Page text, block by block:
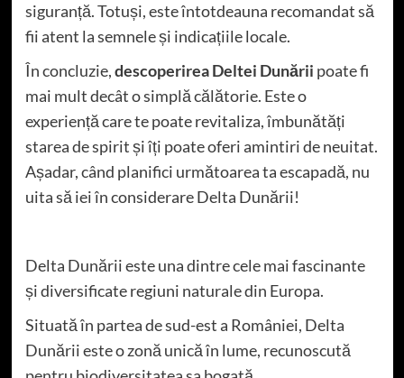
siguranță. Totuși, este întotdeauna recomandat să
fii atent la semnele și indicațiile locale.
În concluzie,descoperirea Deltei Dunării poate fi
mai mult decât o simplă călătorie. Este o
experiență care te poate revitaliza, îmbunătăți
starea de spirit și îți poate oferi amintiri de neuitat.
Așadar, când planifici următoarea ta escapadă, nu
uita să iei în considerare Delta Dunării!
Delta Dunării este una dintre cele mai fascinante
și diversificate regiuni naturale din Europa.
Situată în partea de sud-est a României, Delta
Dunării este o zonă unică în lume, recunoscută